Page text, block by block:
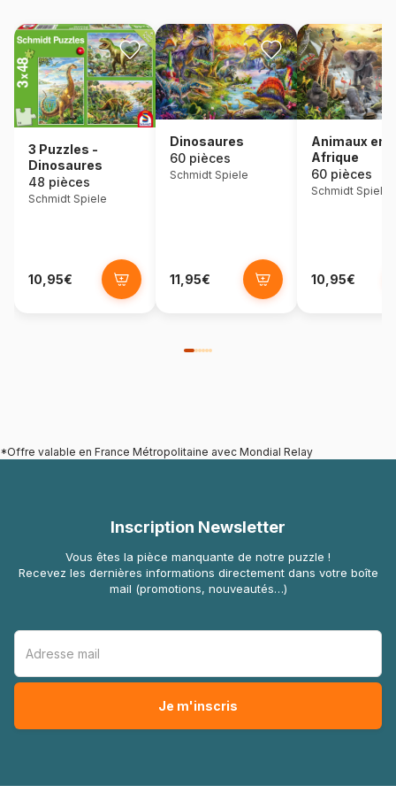
3 Puzzles -
Dinosaures
48 pièces
Schmidt Spiele
10,95€
Dinosaures
60 pièces
Schmidt Spiele
11,95€
Animaux en
Afrique
60 pièces
Schmidt Spiele
10,95€
*Offre valable en France Métropolitaine avec Mondial Relay
Inscription Newsletter
Vous êtes la pièce manquante de notre puzzle !
Recevez les dernières informations directement dans votre boîte
mail (promotions, nouveautés…)